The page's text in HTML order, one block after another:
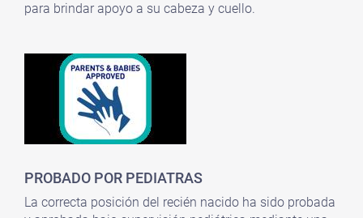
para brindar apoyo a su cabeza y cuello.
PROBADO POR PEDIATRAS
La correcta posición del recién nacido ha sido probada